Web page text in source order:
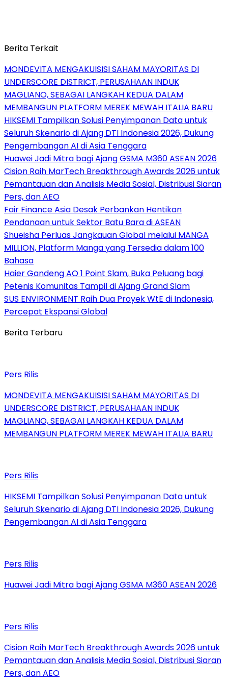
Berita Terkait
MONDEVITA MENGAKUISISI SAHAM MAYORITAS DI
UNDERSCORE DISTRICT, PERUSAHAAN INDUK
MAGLIANO, SEBAGAI LANGKAH KEDUA DALAM
MEMBANGUN PLATFORM MEREK MEWAH ITALIA BARU
HIKSEMI Tampilkan Solusi Penyimpanan Data untuk
Seluruh Skenario di Ajang DTI Indonesia 2026, Dukung
Pengembangan AI di Asia Tenggara
Huawei Jadi Mitra bagi Ajang GSMA M360 ASEAN 2026
Cision Raih MarTech Breakthrough Awards 2026 untuk
Pemantauan dan Analisis Media Sosial, Distribusi Siaran
Pers, dan AEO
Fair Finance Asia Desak Perbankan Hentikan
Pendanaan untuk Sektor Batu Bara di ASEAN
Shueisha Perluas Jangkauan Global melalui MANGA
MILLION, Platform Manga yang Tersedia dalam 100
Bahasa
Haier Gandeng AO 1 Point Slam, Buka Peluang bagi
Petenis Komunitas Tampil di Ajang Grand Slam
SUS ENVIRONMENT Raih Dua Proyek WtE di Indonesia,
Percepat Ekspansi Global
Berita Terbaru
Pers Rilis
MONDEVITA MENGAKUISISI SAHAM MAYORITAS DI
UNDERSCORE DISTRICT, PERUSAHAAN INDUK
MAGLIANO, SEBAGAI LANGKAH KEDUA DALAM
MEMBANGUN PLATFORM MEREK MEWAH ITALIA BARU
Pers Rilis
HIKSEMI Tampilkan Solusi Penyimpanan Data untuk
Seluruh Skenario di Ajang DTI Indonesia 2026, Dukung
Pengembangan AI di Asia Tenggara
Pers Rilis
Huawei Jadi Mitra bagi Ajang GSMA M360 ASEAN 2026
Pers Rilis
Cision Raih MarTech Breakthrough Awards 2026 untuk
Pemantauan dan Analisis Media Sosial, Distribusi Siaran
Pers, dan AEO